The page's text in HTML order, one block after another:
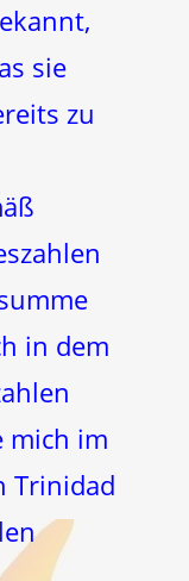
sie
zu
in dem
mich im
Trinidad